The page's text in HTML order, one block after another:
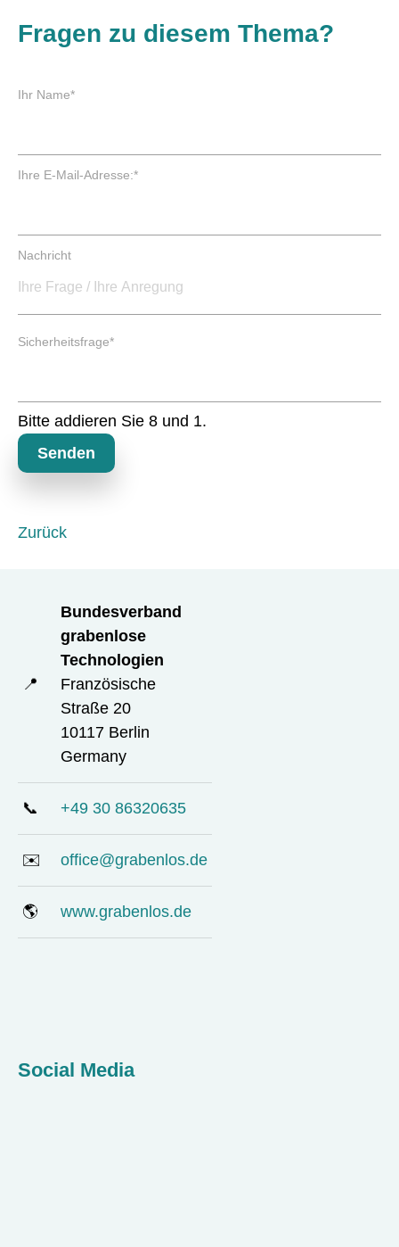
Fragen zu diesem Thema?
P
h
e
l
Ihr Name*
P
h
t
l
Ihre E-Mail-Adresse:*
Nachricht
P
h
f
d
Sicherheitsfrage*
Bitte addieren Sie 8 und 1.
Senden
Zurück
📍
Bundesverband
grabenlose
Technologien
Französische
Straße 20
10117 Berlin
Germany
📞 +49 30 86320635
✉️ office@grabenlos.de
🌎 www.grabenlos.de
Social Media